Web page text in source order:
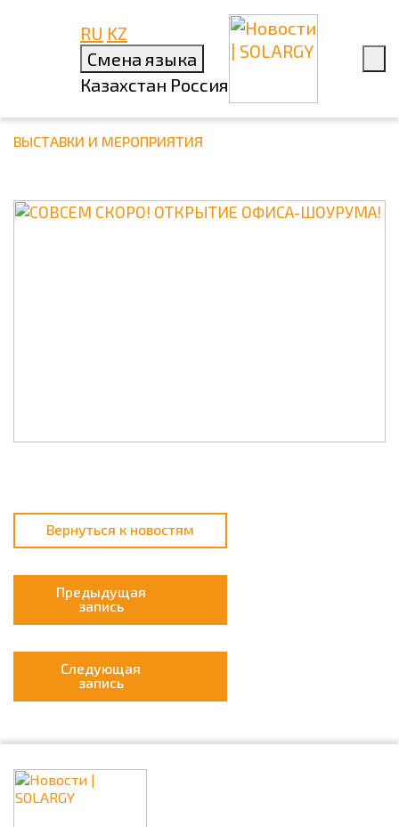
RU KZ
Смена языка
Казахстан Россия
31 МАРТА 2023
СОВСЕМ СКОРО! ОТКРЫТИЕ
ВЫСТАВКИ И МЕРОПРИЯТИЯ
Вернуться к новостям
Предыдущая
запись
Следующая
запись